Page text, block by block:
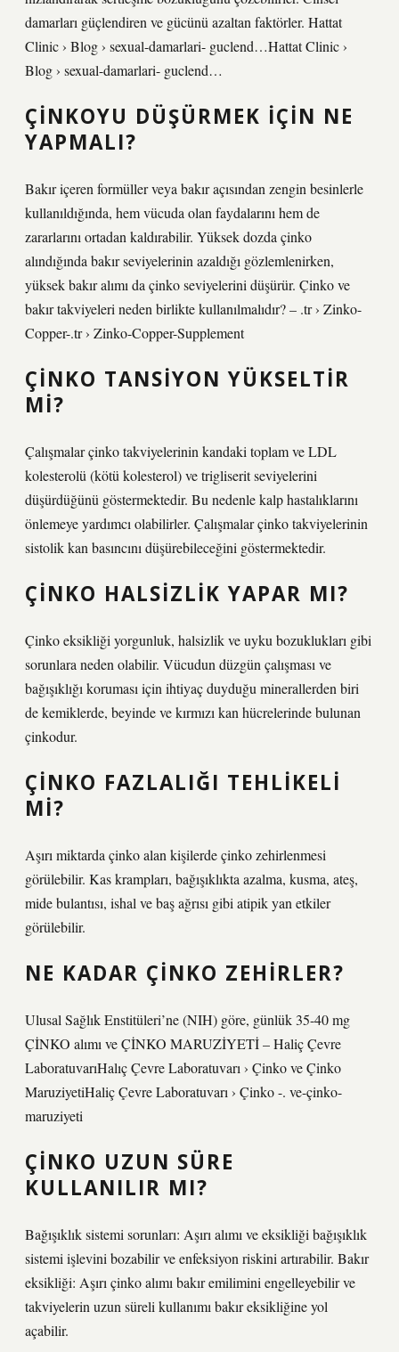
damarları güçlendiren ve gücünü azaltan faktörler. Hattat
Clinic › Blog › sexual-damarlari- guclend…Hattat Clinic ›
Blog › sexual-damarlari- guclend…
ÇINKOYU DÜŞÜRMEK IÇIN NE
YAPMALI?
Bakır içeren formüller veya bakır açısından zengin besinlerle
kullanıldığında, hem vücuda olan faydalarını hem de
zararlarını ortadan kaldırabilir. Yüksek dozda çinko
alındığında bakır seviyelerinin azaldığı gözlemlenirken,
yüksek bakır alımı da çinko seviyelerini düşürür. Çinko ve
bakır takviyeleri neden birlikte kullanılmalıdır? – .tr › Zinko-
Copper-.tr › Zinko-Copper-Supplement
ÇINKO TANSIYON YÜKSELTIR
MI?
Çalışmalar çinko takviyelerinin kandaki toplam ve LDL
kolesterolü (kötü kolesterol) ve trigliserit seviyelerini
düşürdüğünü göstermektedir. Bu nedenle kalp hastalıklarını
önlemeye yardımcı olabilirler. Çalışmalar çinko takviyelerinin
sistolik kan basıncını düşürebileceğini göstermektedir.
ÇINKO HALSIZLIK YAPAR MI?
Çinko eksikliği yorgunluk, halsizlik ve uyku bozuklukları gibi
sorunlara neden olabilir. Vücudun düzgün çalışması ve
bağışıklığı koruması için ihtiyaç duyduğu minerallerden biri
de kemiklerde, beyinde ve kırmızı kan hücrelerinde bulunan
çinkodur.
ÇINKO FAZLALIĞI TEHLIKELI
MI?
Aşırı miktarda çinko alan kişilerde çinko zehirlenmesi
görülebilir. Kas krampları, bağışıklıkta azalma, kusma, ateş,
mide bulantısı, ishal ve baş ağrısı gibi atipik yan etkiler
görülebilir.
NE KADAR ÇINKO ZEHIRLER?
Ulusal Sağlık Enstitüleri’ne (NIH) göre, günlük 35-40 mg
ÇİNKO alımı ve ÇİNKO MARUZİYETİ – Haliç Çevre
LaboratuvarıHalıç Çevre Laboratuvarı › Çinko ve Çinko
MaruziyetiHaliç Çevre Laboratuvarı › Çinko -. ve-çinko-
maruziyeti
ÇINKO UZUN SÜRE
KULLANILIR MI?
Bağışıklık sistemi sorunları: Aşırı alımı ve eksikliği bağışıklık
sistemi işlevini bozabilir ve enfeksiyon riskini artırabilir. Bakır
eksikliği: Aşırı çinko alımı bakır emilimini engelleyebilir ve
takviyelerin uzun süreli kullanımı bakır eksikliğine yol
açabilir.